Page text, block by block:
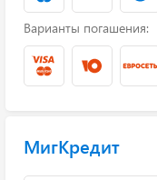
Варианты погашения:
МигКредит